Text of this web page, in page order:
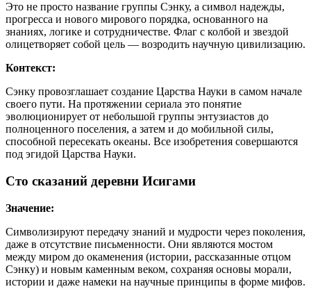
Это не просто название группы Сэнку, а символ надежды,
прогресса и нового мирового порядка, основанного на
знаниях, логике и сотрудничестве. Флаг с колбой и звездой
олицетворяет собой цель — возродить научную цивилизацию.
Контекст:
Сэнку провозглашает создание Царства Науки в самом начале
своего пути. На протяжении сериала это понятие
эволюционирует от небольшой группы энтузиастов до
полноценного поселения, а затем и до мобильной силы,
способной пересекать океаны. Все изобретения совершаются
под эгидой Царства Науки.
Сто сказаний деревни Исигами
Значение:
Символизируют передачу знаний и мудрости через поколения,
даже в отсутствие письменности. Они являются мостом
между миром до окаменения (истории, рассказанные отцом
Сэнку) и новым каменным веком, сохраняя основы морали,
истории и даже намеки на научные принципы в форме мифов.